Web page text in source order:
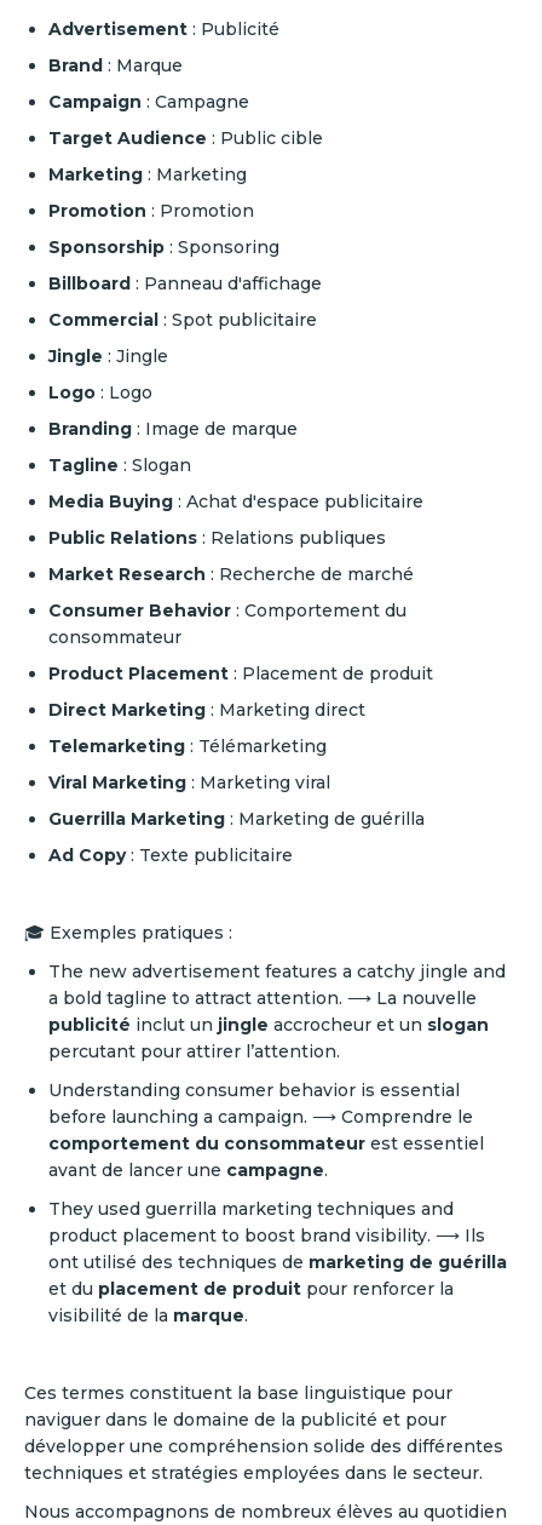
Advertisement : Publicité
Brand : Marque
Campaign : Campagne
Target Audience : Public cible
Marketing : Marketing
Promotion : Promotion
Sponsorship : Sponsoring
Billboard : Panneau d'affichage
Commercial : Spot publicitaire
Jingle : Jingle
Logo : Logo
Branding : Image de marque
Tagline : Slogan
Media Buying : Achat d'espace publicitaire
Public Relations : Relations publiques
Market Research : Recherche de marché
Consumer Behavior : Comportement du
consommateur
Product Placement : Placement de produit
Direct Marketing : Marketing direct
Telemarketing : Télémarketing
Viral Marketing : Marketing viral
Guerrilla Marketing : Marketing de guérilla
Ad Copy: Texte publicitaire
🎓 Exemples pratiques :
The new advertisement features a catchy jingle and
a bold tagline to attract attention. ⟶ La nouvelle
publicité inclut un jingle accrocheur et un slogan
percutant pour attirer l’attention.
Understanding consumer behavior is essential
before launching a campaign. ⟶ Comprendre le
comportement du consommateur est essentiel
avant de lancer une campagne.
They used guerrilla marketing techniques and
product placement to boost brand visibility. ⟶ Ils
ont utilisé des techniques de marketing de guérilla
et du placement de produit pour renforcer la
visibilité de la marque.
Ces termes constituent la base linguistique pour
naviguer dans le domaine de la publicité et pour
développer une compréhension solide des différentes
techniques et stratégies employées dans le secteur.
Nous accompagnons de nombreux élèves au quotidien